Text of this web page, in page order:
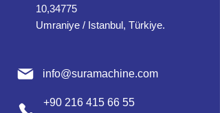
10,34775
Umraniye / Istanbul, Türkiye.
info@suramachine.com
+90 216 415 66 55